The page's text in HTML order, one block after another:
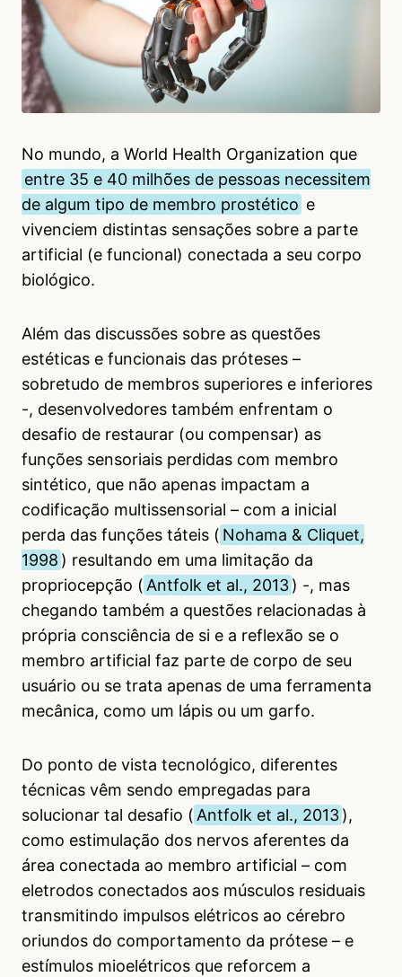
No mundo, a World Health Organization que
entre 35 e 40 milhões de pessoas necessitem
de algum tipo de membro prostético e
vivenciem distintas sensações sobre a parte
artificial (e funcional) conectada a seu corpo
biológico.
Além das discussões sobre as questões
estéticas e funcionais das próteses –
sobretudo de membros superiores e inferiores
-, desenvolvedores também enfrentam o
desafio de restaurar (ou compensar) as
funções sensoriais perdidas com membro
sintético, que não apenas impactam a
codificação multissensorial – com a inicial
perda das funções táteis ( Nohama & Cliquet,
1998 ) resultando em uma limitação da
propriocepção (Antfolk et al., 2013) -, mas
chegando também a questões relacionadas à
própria consciência de si e a reflexão se o
membro artificial faz parte de corpo de seu
usuário ou se trata apenas de uma ferramenta
mecânica, como um lápis ou um garfo.
Do ponto de vista tecnológico, diferentes
técnicas vêm sendo empregadas para
solucionar tal desafio (Antfolk et al., 2013),
como estimulação dos nervos aferentes da
área conectada ao membro artificial – com
eletrodos conectados aos músculos residuais
transmitindo impulsos elétricos ao cérebro
oriundos do comportamento da prótese – e
estímulos mioelétricos que reforcem a